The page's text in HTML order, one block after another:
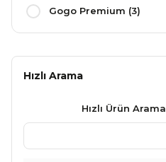
Gogo Premium (3)
Hızlı Arama
Hızlı Ürün Arama